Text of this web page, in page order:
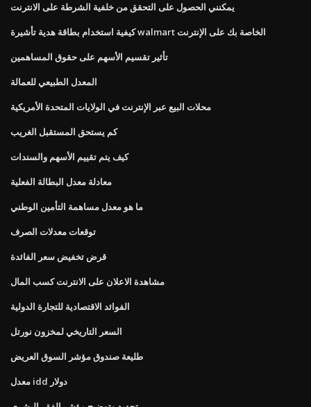
يمكنني الحصول على التحقق من خلفية الشرطة على الانترنت
كيفية استخدام بطاقة هدية تأشيرة walmart الخاصة بك على الإنترنت
تأثير تقسيم الأسهم على حقوق المساهمين
المعدل الطبيعي للعمالة
محلات البيع عبر الإنترنت في الولايات المتحدة الأمريكية
كم يستحق المستقبل الغريب
كيف يتم تقييم الأسهم والسندات
معادلة معدل البطالة الفعلية
ما هو معدل مساهمة التأمين الوطني
توقعات معدلات الصرف
قرض تخفيض سعر الفائدة
مشاهدة الاعلان على الانترنت كسب المال
الفوائد الاقتصادية للتجارة الدولية
السعر التاريخي لمخزون نورتل
طليعة صندوق مؤشر السوق العريض
معدل idd دولار